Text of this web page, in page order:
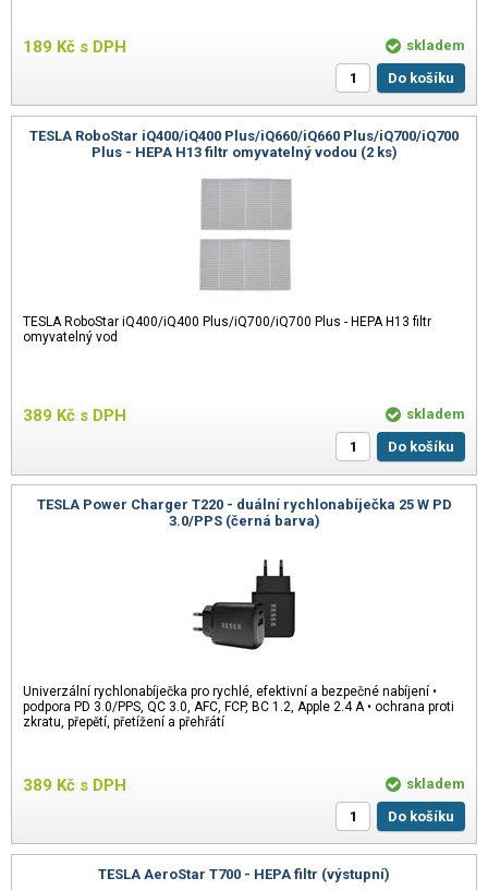
189 Kč s DPH
skladem
Do košíku
TESLA RoboStar iQ400/iQ400 Plus/iQ660/iQ660 Plus/iQ700/iQ700
Plus - HEPA H13 filtr omyvatelný vodou (2 ks)
TESLA RoboStar iQ400/iQ400 Plus/iQ700/iQ700 Plus - HEPA H13 filtr
omyvatelný vod
389 Kč s DPH
skladem
Do košíku
TESLA Power Charger T220 - duální rychlonabíječka 25 W PD
3.0/PPS (černá barva)
Univerzální rychlonabíječka pro rychlé, efektivní a bezpečné nabíjení •
podpora PD 3.0/PPS, QC 3.0, AFC, FCP, BC 1.2, Apple 2.4 A • ochrana proti
zkratu, přepětí, přetížení a přehřátí
389 Kč s DPH
skladem
Do košíku
TESLA AeroStar T700 - HEPA filtr (výstupní)